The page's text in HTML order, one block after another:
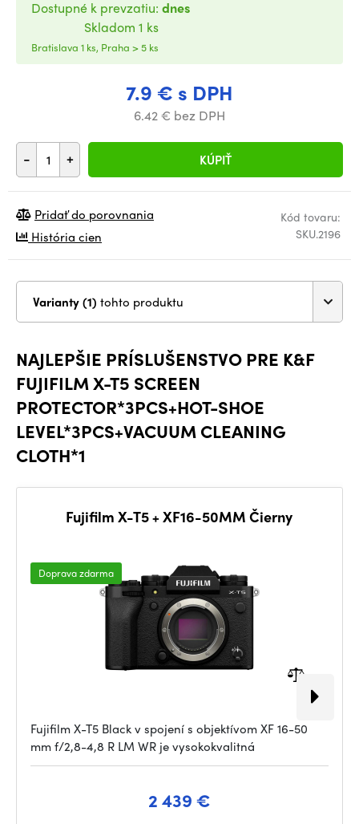
7.9 € s DPH
6.42 € bez DPH
- + KÚPIŤ
Dostupné k prevzatiu: dnes
Skladom 1 ks
Bratislava 1 ks, Praha > 5 ks
Kód tovaru:
SKU.2196
Pridať do porovnania
História cien
Varianty (1) tohto produktu
NAJLEPŠIE PRÍSLUŠENSTVO PRE K&F
FUJIFILM X-T5 SCREEN
PROTECTOR*3PCS+HOT-SHOE
LEVEL*3PCS+VACUUM CLEANING
CLOTH*1
Fujifilm X-T5 + XF16-50MM Čierny
Doprava zdarma
Fujifilm X-T5 Black v spojení s objektívom XF 16-50
mm f/2,8-4,8 R LM WR je vysokokvalitná
2 439 €